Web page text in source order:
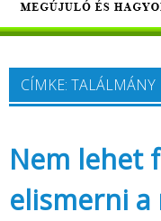
Megújuló és
Minden, ami
CÍMKE: TALÁLMÁNY
Nem lehet
elismerni a